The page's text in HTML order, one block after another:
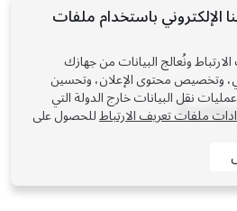
الإلكتروني باستخدام ملفات
ونُعالج البيانات من جهازك
وتخصيص محتوى الإعلان، وتحسين
نقل البيانات خارج الدولة التي
ملفات تعريف الارتباط للحصول على